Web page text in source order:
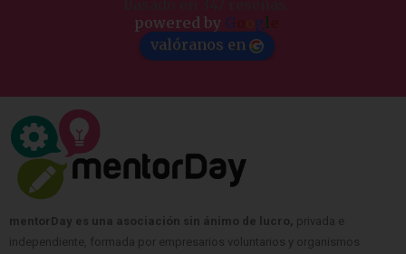
powered by G gl
valóranos en
mentorDay es una asociación sin ánimo de lucro, privada e
independiente, formada por empresarios voluntarios y organismos